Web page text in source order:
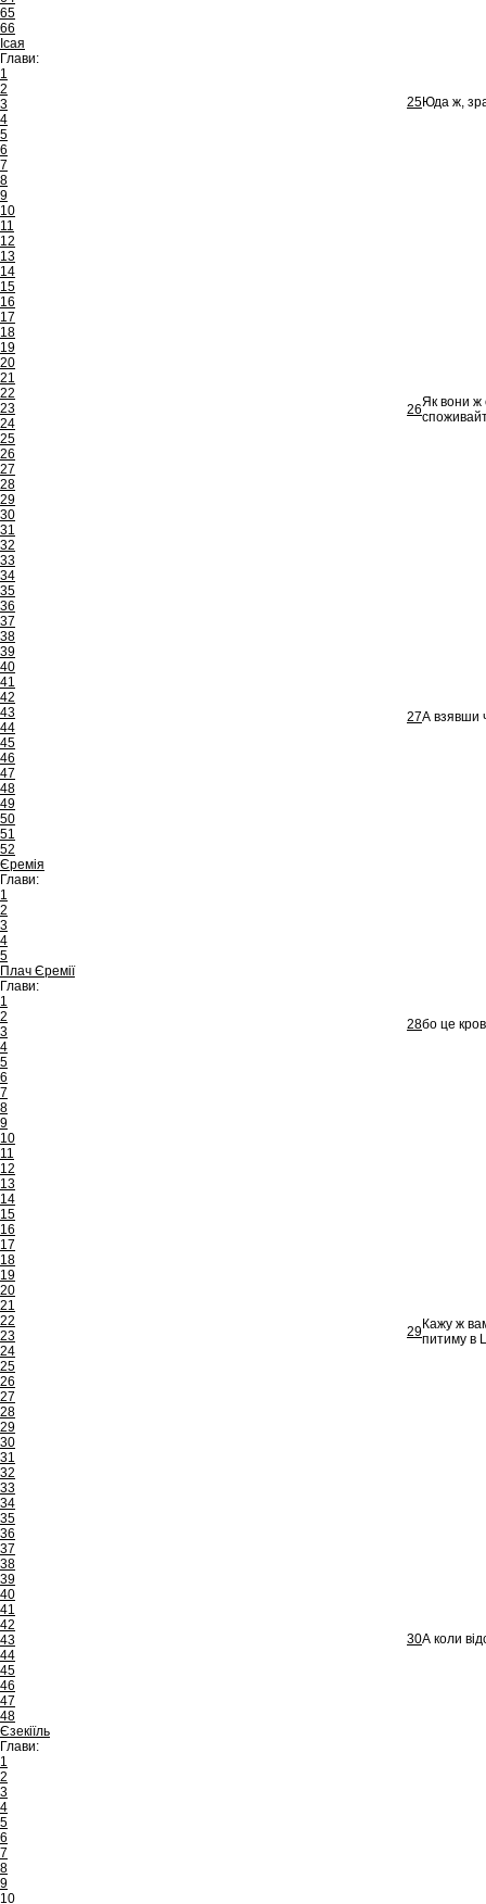
65
66
Ісая
Глави:
1
2
3
4
5
6
7
8
9
10
11
12
13
14
15
16
17
18
19
20
21
22
23
24
25
26
27
28
29
30
31
32
33
34
35
36
37
38
39
40
41
42
43
44
45
46
47
48
49
50
51
52
Єремія
Глави:
1
2
3
4
5
Плач Єремії
Глави:
1
2
3
4
5
6
7
8
9
10
11
12
13
14
15
16
17
18
19
20
21
22
23
24
25
26
27
28
29
30
31
32
33
34
35
36
37
38
39
40
41
42
43
44
45
46
47
48
Єзекіїль
Глави:
1
2
3
4
5
6
7
8
9
10
25Юда ж,
26Як вони ж
27А взявши
28бо це
29Кажу ж
питиму в
30А коли